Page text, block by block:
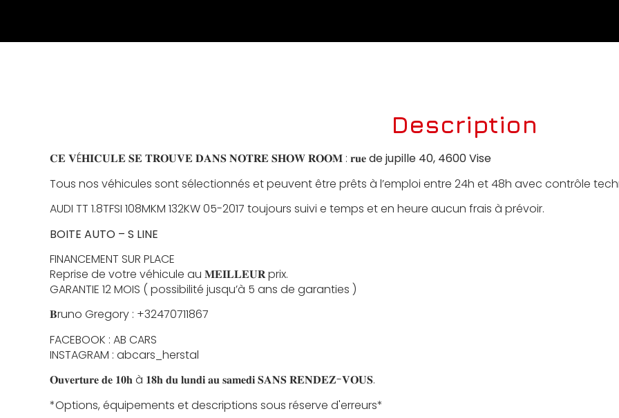
Description
𝐂𝐄 𝐕É𝐇𝐈𝐂𝐔𝐋𝐄 𝐒𝐄 𝐓𝐑𝐎𝐔𝐕𝐄 𝐃𝐀𝐍𝐒 𝐍𝐎𝐓𝐑𝐄 𝐒𝐇𝐎𝐖 𝐑𝐎𝐎𝐌 : 𝐫𝐮𝐞de jupille 40, 4600 Vise
Tous nos véhicules sont sélectionnés et peuvent être prêts à l’emploi entre 24h et 48h avec contrôle
AUDI TT 1.8TFSI 108MKM 132KW 05-2017 toujours suivi e temps et en heure aucun frais à prévoir.
BOITE AUTO – S LINE
FINANCEMENT SUR PLACE
Reprise de votre véhicule au 𝐌𝐄𝐈𝐋𝐋𝐄𝐔𝐑 prix.
GARANTIE 12 MOIS ( possibilité jusqu’à 5 ans de garanties )
𝐁runo Gregory : +32470711867
FACEBOOK : AB CARS
INSTAGRAM : abcars_herstal
𝐎𝐮𝐯𝐞𝐫𝐭𝐮𝐫𝐞 𝐝𝐞 𝟏𝟎𝐡 à 𝟏𝟖𝐡 𝐝𝐮 𝐥𝐮𝐧𝐝𝐢 𝐚𝐮 𝐬𝐚𝐦𝐞𝐝𝐢 𝐒𝐀𝐍𝐒 𝐑𝐄𝐍𝐃𝐄𝐙-𝐕𝐎𝐔𝐒.
*Options, équipements et descriptions sous réserve d'erreurs*